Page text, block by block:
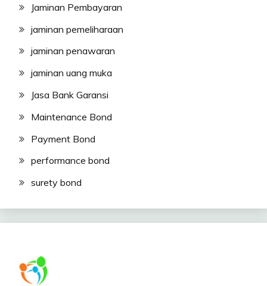
Jaminan Pembayaran
jaminan pemeliharaan
jaminan penawaran
jaminan uang muka
Jasa Bank Garansi
Maintenance Bond
Payment Bond
performance bond
surety bond